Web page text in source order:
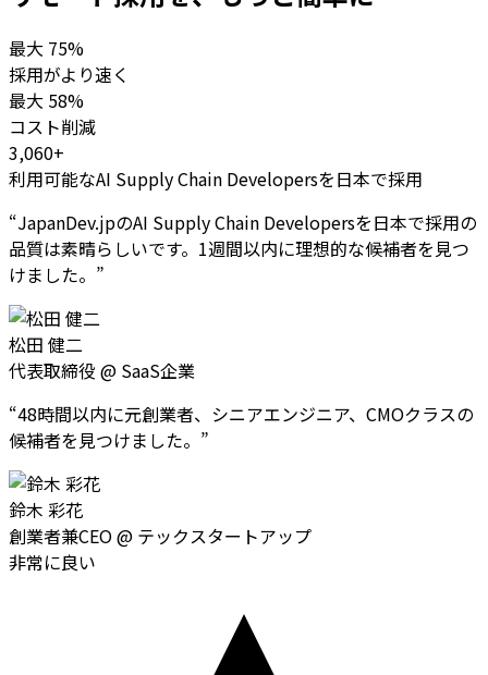
最大 75%
採用がより速く
最大 58%
コスト削減
3,060+
利用可能なAI Supply Chain Developersを日本で採用
“JapanDev.jpのAI Supply Chain Developersを日本で採用の
品質は素晴らしいです。1週間以内に理想的な候補者を見つ
けました。 ”
松田 健二
代表取締役 @ SaaS企業
“48時間以内に元創業者、シニアエンジニア、CMOクラスの
候補者を見つけました。 ”
鈴木 彩花
創業者兼CEO@ テックスタートアップ
非常に良い